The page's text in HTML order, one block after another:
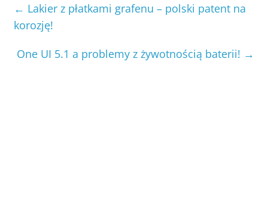
← Lakier z płatkami grafenu – polski patent na
korozję!
One UI 5.1 a problemy z żywotnością baterii! →